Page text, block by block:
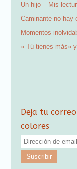
Un hijo – Mis
Caminante no hay
Momentos
» Tú tienes más»
Deja tu
colores
D